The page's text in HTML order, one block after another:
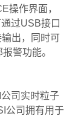
操作界面，
过USB接口
出，同时可
警功能。
司实时粒子
公司拥有用于